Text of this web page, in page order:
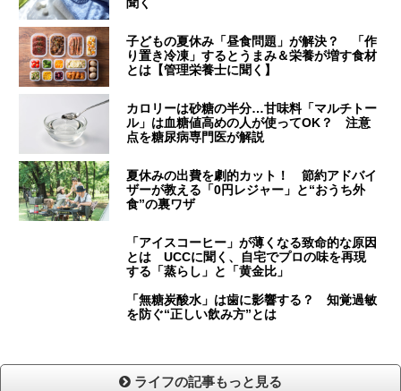
聞く
子どもの夏休み「昼食問題」が解決？ 「作
り置き冷凍」するとうまみ＆栄養が増す食材
とは【管理栄養士に聞く】
カロリーは砂糖の半分…甘味料「マルチトー
ル」は血糖値高めの人が使ってOK？ 注意
点を糖尿病専門医が解説
夏休みの出費を劇的カット！ 節約アドバイ
ザーが教える「0円レジャー」と“おうち外
食”の裏ワザ
「アイスコーヒー」が薄くなる致命的な原因
とは UCCに聞く、自宅でプロの味を再現
する「蒸らし」と「黄金比」
「無糖炭酸水」は歯に影響する？ 知覚過敏
を防ぐ“正しい飲み方”とは
ライフの記事もっと見る